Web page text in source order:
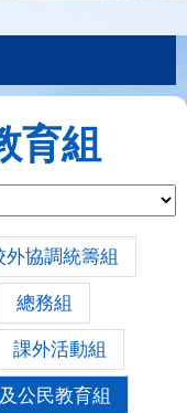
育組
外協調統籌組
總務組
課外活動組
公民教育組